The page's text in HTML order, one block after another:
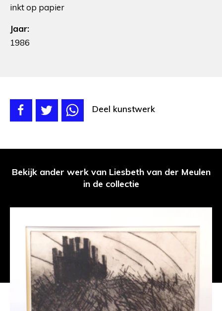
inkt op papier
Jaar:
1986
Deel kunstwerk
Bekijk ander werk van Liesbeth van der Meulen
in de collectie